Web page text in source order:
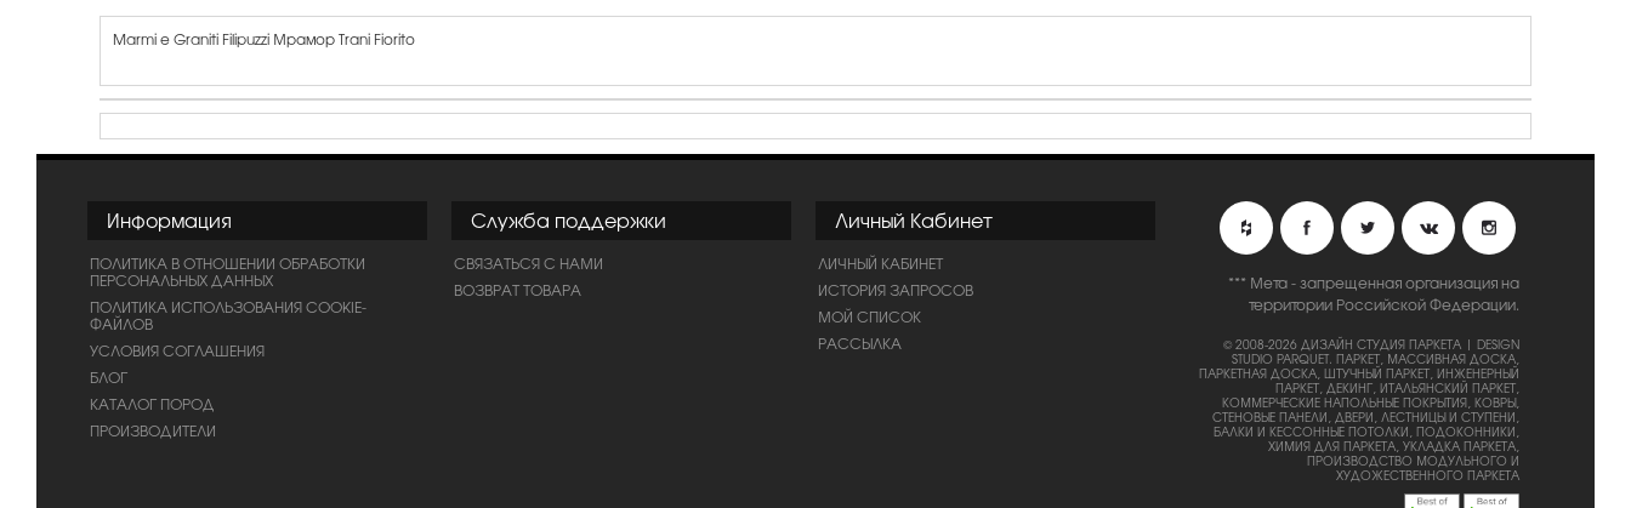
Marmi e Graniti Filipuzzi Мрамор Trani Fiorito
Информация
ПОЛИТИКА В ОТНОШЕНИИ ОБРАБОТКИ
ПЕРСОНАЛЬНЫХ ДАННЫХ
ПОЛИТИКА ИСПОЛЬЗОВАНИЯ COOKIE-
ФАЙЛОВ
УСЛОВИЯ СОГЛАШЕНИЯ
БЛОГ
КАТАЛОГ ПОРОД
ПРОИЗВОДИТЕЛИ
Служба поддержки
СВЯЗАТЬСЯ С НАМИ
ВОЗВРАТ ТОВАРА
Личный Кабинет
ЛИЧНЫЙ КАБИНЕТ
ИСТОРИЯ ЗАПРОСОВ
МОЙ СПИСОК
РАССЫЛКА
*** Мета - запрещенная организация на
территории Российской Федерации.
© 2008-2026 ДИЗАЙН СТУДИЯ ПАРКЕТА | DESIGN
STUDIO PARQUET. ПАРКЕТ, МАССИВНАЯ ДОСКА,
ПАРКЕТНАЯ ДОСКА, ШТУЧНЫЙ ПАРКЕТ, ИНЖЕНЕРНЫЙ
ПАРКЕТ, ДЕКИНГ, ИТАЛЬЯНСКИЙ ПАРКЕТ,
КОММЕРЧЕСКИЕ НАПОЛЬНЫЕ ПОКРЫТИЯ, КОВРЫ,
СТЕНОВЫЕ ПАНЕЛИ, ДВЕРИ, ЛЕСТНИЦЫ И СТУПЕНИ,
БАЛКИ И КЕССОННЫЕ ПОТОЛКИ, ПОДОКОННИКИ,
ХИМИЯ ДЛЯ ПАРКЕТА, УКЛАДКА ПАРКЕТА,
ПРОИЗВОДСТВО МОДУЛЬНОГО И
ХУДОЖЕСТВЕННОГО ПАРКЕТА